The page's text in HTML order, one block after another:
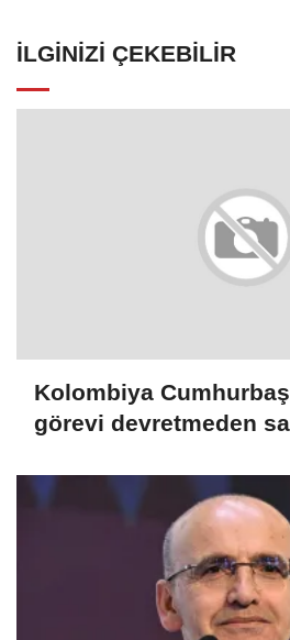
İLGINIZI ÇEKEBILIR
Kolombiya
görevi devretmeden